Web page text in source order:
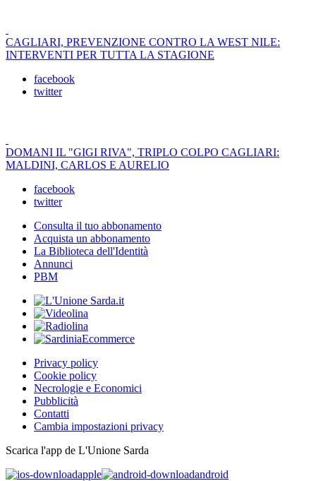
CAGLIARI, PREVENZIONE CONTRO LA WEST NILE:
INTERVENTI PER TUTTA LA STAGIONE
facebook
twitter
DOMANI IL "GIGI RIVA", TRIPLO COLPO CAGLIARI:
MALDINI, CARLOS E AURELIO
facebook
twitter
Consulta il tuo abbonamento
Acquista un abbonamento
La Biblioteca dell'Identità
Annunci
PBM
Privacy policy
Cookie policy
Necrologie e Economici
Pubblicità
Contatti
Cambia impostazioni privacy
Scarica l'app de L'Unione Sarda
apple
android